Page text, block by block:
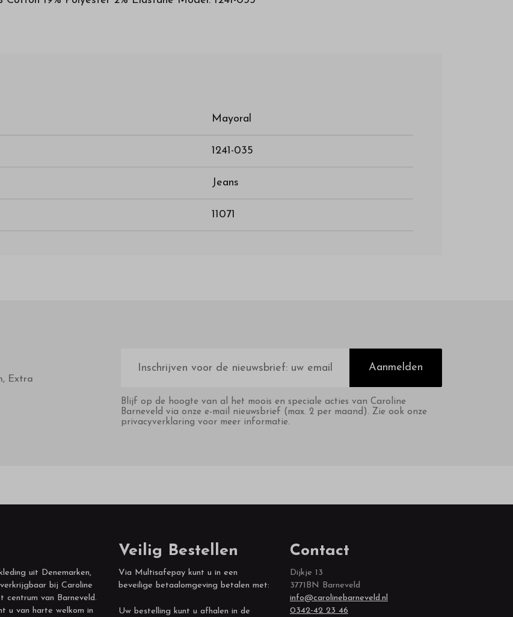
Mayoral
1241-035
Jeans
11071
Extra
mailadres
Aanmelden
Blijf op de hoogte van al het moois en speciale acties van Caroline
Barneveld via onze e-mail nieuwsbrief (max. 2 per maand). Zie ook onze
privacyverklaring voor meer informatie.
uit Denemarken,
bij Caroline
centrum van Barneveld.
u van harte welkom in
Veilig Bestellen
Via Multisafepay kunt u in een
beveilige betaalomgeving betalen met:
Uw bestelling kunt u afhalen in de
Contact
Dijkje 13
3771BN Barneveld
info@carolinebarneveld.nl
0342-42 23 46